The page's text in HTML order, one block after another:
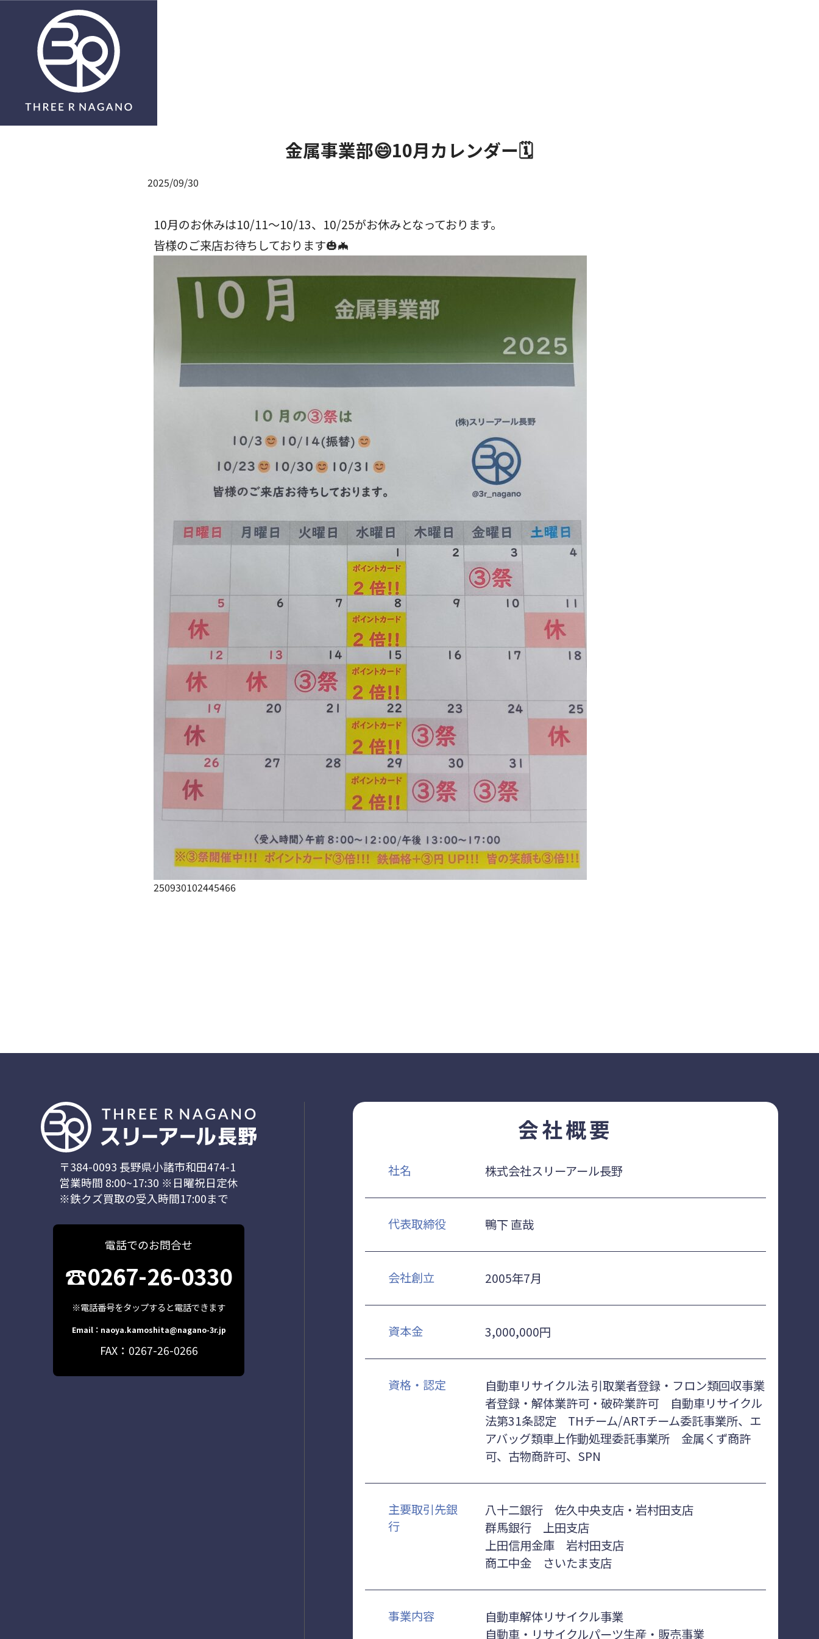
金属事業部😄10月カレンダー🗓️
2025/09/30
10月のお休みは10/11〜10/13、10/25がお休みとなっております。
皆様のご来店お待ちしております🎃🦇
250930102445466
〒384-0093 長野県小諸市和田474-1
営業時間 8:00~17:30 ※日曜祝日定休
※鉄クズ買取の受入時間17:00まで
電話でのお問合せ
☎0267-26-0330
※電話番号をタップすると電話できます
Email：naoya.kamoshita@nagano-3r.jp
FAX：0267-26-0266
会社概要
社名 株式会社スリーアール長野
代表取締役 鴨下 直哉
会社創立 2005年7月
資本金 3,000,000円
資格・認定
自動車リサイクル法 引取業者登録・フロン類回収事業
者登録・解体業許可・破砕業許可 自動車リサイクル
法第31条認定 THチーム/ARTチーム委託事業所、エ
アバッグ類車上作動処理委託事業所 金属くず商許
可、古物商許可、SPN
主要取引先銀
行
八十二銀行 佐久中央支店・岩村田支店
群馬銀行 上田支店
上田信用金庫 岩村田支店
商工中金 さいたま支店
事業内容
自動車解体リサイクル事業
自動車・リサイクルパーツ生産・販売事業